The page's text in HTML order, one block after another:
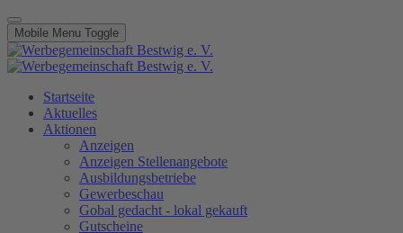
Mobile Menu Toggle
Startseite
Aktuelles
Aktionen
Anzeigen
Anzeigen Stellenangebote
Ausbildungsbetriebe
Gewerbeschau
Gobal gedacht - lokal gekauft
Gutscheine